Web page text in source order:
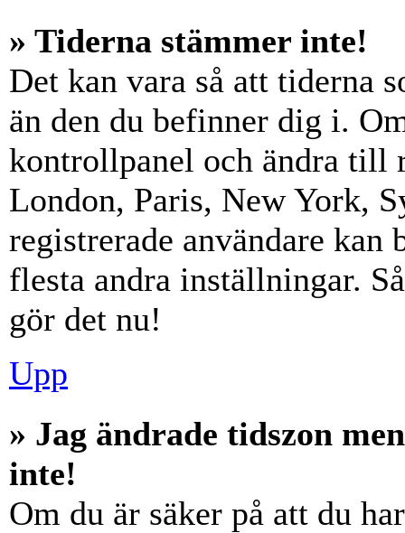
» Tiderna stämmer inte!
Det kan vara så att tiderna
än den du befinner dig i.
kontrollpanel och ändra till
London, Paris, New York,
registrerade användare kan
flesta andra inställningar.
gör det nu!
Upp
» Jag ändrade tidszon
inte!
Om du är säker på att du